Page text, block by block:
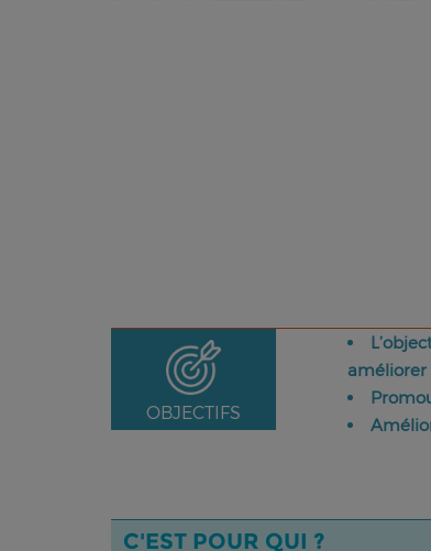
OBJECTIFS
améliorer
C'EST POUR QUI ?